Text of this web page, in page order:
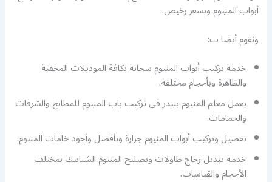
أبواب المنيوم وبسعر رخيص.
ونقوم أيضا ب:
خدمة تركيب أبواب المنيوم سحابة بكافة الموديلات المخفية
والظاهرة وبأحجام مختلفة.
يعمل معلم المنيوم بنيدر في تركيب باب المنيوم للمطابخ والشرفات
والحمامات.
تفصيل وتركيب أبواب المنيوم جرارة وبأفضل وأجود خامات المنيوم.
خدمة تبديل زجاج طاولات وتصليح المنيوم الشبابيك بمختلف
الأحجام والقياسات.